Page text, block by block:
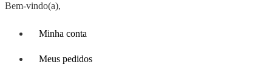
Bem-vindo(a),
Minha conta
Meus pedidos